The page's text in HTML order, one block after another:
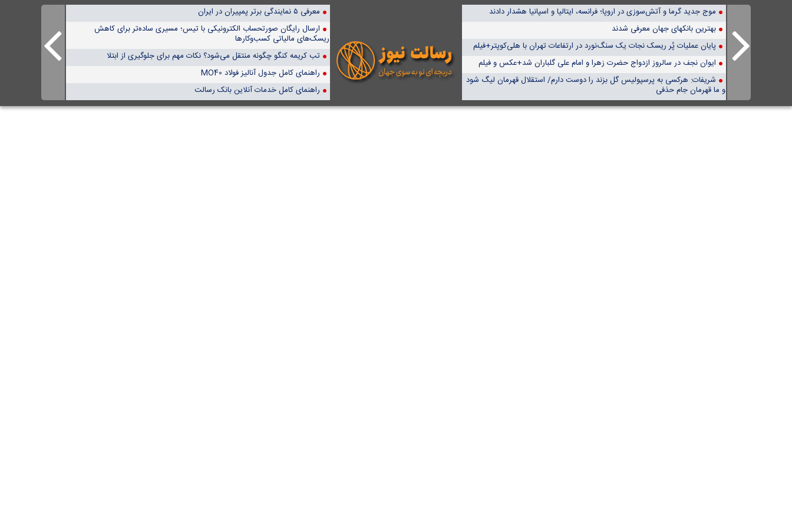
موج جدید گرما و آتش‌سوزی در اروپا؛ فرانسه، ایتالیا و اسپانیا هشدار دادند
بهترین بانکهای جهان معرفی شدند
پایان عملیات پُر ریسک نجات یک سنگ‌نورد در ارتفاعات تهران با هلی‌کوپتر+فیلم
ایوان نجف در سالروز ازدواج حضرت زهرا و امام علی گلباران شد+عکس و فیلم
شریفات: هرکسی به پرسپولیس گل بزند را دوست دارم/ استقلال قهرمان لیگ شود
و ما قهرمان جام حذفی
معرفی ۵ نمایندگی برتر پمپیران در ایران
ارسال رایگان صورتحساب الکترونیکی با تیس؛ مسیری ساده‌تر برای کاهش
ریسک‌های مالیاتی کسب‌وکارها
تب کریمه کنگو چگونه منتقل می‌شود؟ نکات مهم برای جلوگیری از ابتلا
راهنمای کامل جدول آنالیز فولاد MO40
راهنمای کامل خدمات آنلاین بانک رسالت